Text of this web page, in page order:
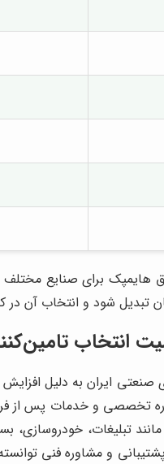
برای صنایع
تبدیل شود و انتخاب آن
انتخاب
ایران به دلیل افزایش
تخصصی و خدمات پس از
تبلیغات، خودروسازی،
و مشاوره فنی